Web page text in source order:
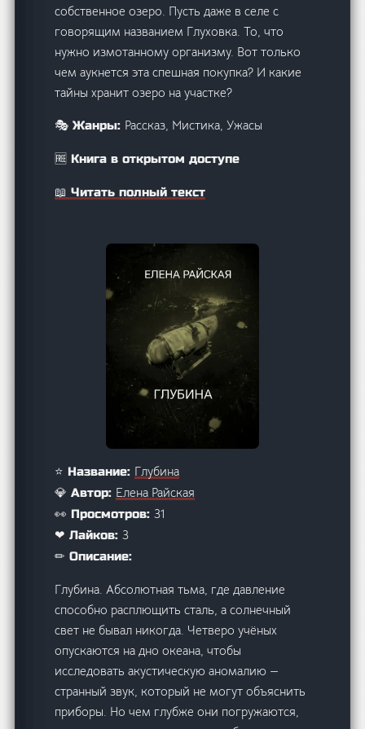
собственное озеро. Пусть даже в селе с
говорящим названием Глуховка. То, что
нужно измотанному организму. Вот только
чем аукнется эта спешная покупка? И какие
тайны хранит озеро на участке?
🎭 Жанры: Рассказ, Мистика, Ужасы
🆓 Книга в открытом доступе
📖 Читать полный текст
⭐ Название: Глубина
💎 Автор: Елена Райская
👀 Просмотров:31
❤ Лайков:3
✏ Описание:
Глубина. Абсолютная тьма, где давление
способно расплющить сталь, а солнечный
свет не бывал никогда. Четверо учёных
опускаются на дно океана, чтобы
исследовать акустическую аномалию —
странный звук, который не могут объяснить
приборы. Но чем глубже они погружаются,